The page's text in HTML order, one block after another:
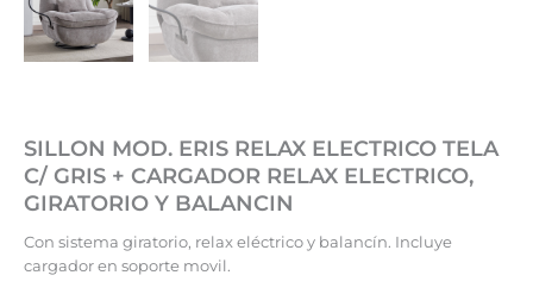
SILLON MOD. ERIS RELAX ELECTRICO TELA
C/ GRIS + CARGADOR RELAX ELECTRICO,
GIRATORIO Y BALANCIN
Con sistema giratorio, relax eléctrico y balancín. Incluye
cargador en soporte movil.